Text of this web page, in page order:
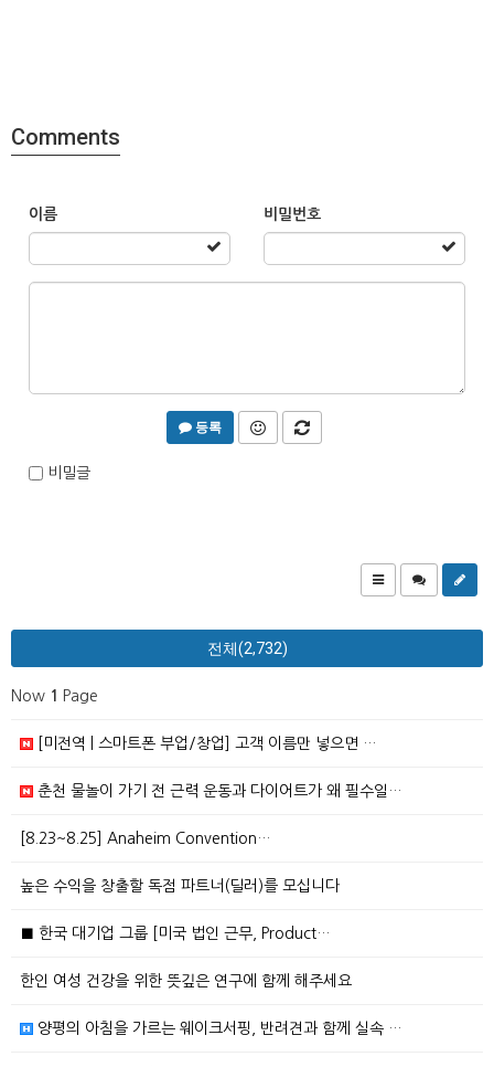
Comments
이름 비밀번호
등록
비밀글
전체(2,732)
Now 1 Page
[미전역 | 스마트폰 부업/창업] 고객 이름만 넣으면 …
춘천 물놀이 가기 전 근력 운동과 다이어트가 왜 필수일…
[8.23~8.25] Anaheim Convention…
높은 수익을 창출할 독점 파트너(딜러)를 모십니다
■ 한국 대기업 그룹 [미국 법인 근무, Product…
한인 여성 건강을 위한 뜻깊은 연구에 함께 해주세요
양평의 아침을 가르는 웨이크서핑, 반려견과 함께 실속 …